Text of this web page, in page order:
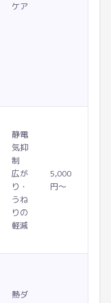
ケア
静電
気抑
制
広が
り・
うね
りの
軽減
5,000
円〜
熱ダ